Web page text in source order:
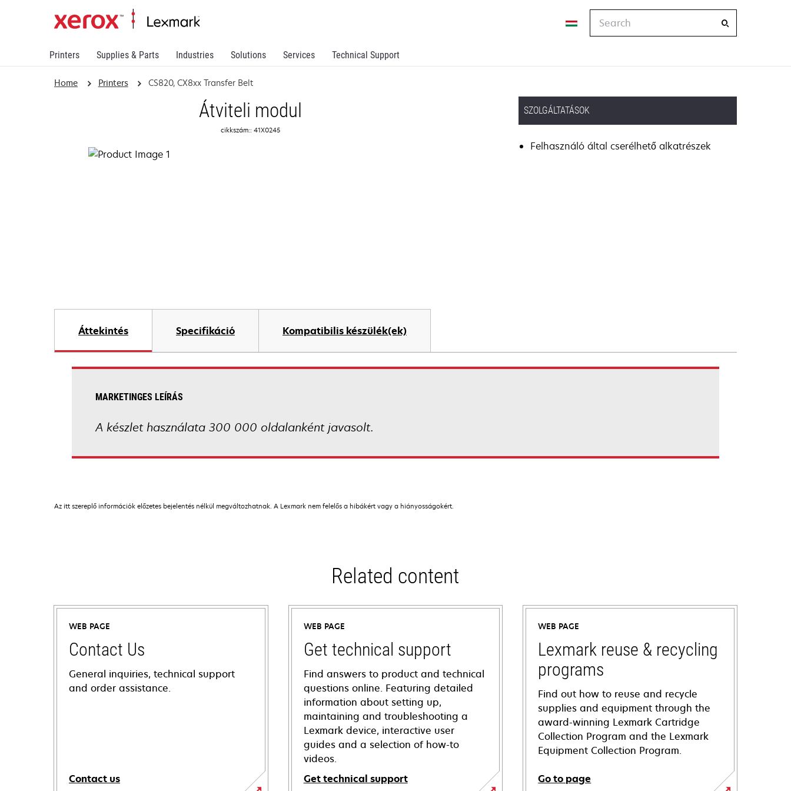
Printers Supplies & Parts Industries Solutions Services Technical Support
Home Printers CS820, CX8xx Transfer Belt
Átviteli modul
cikkszám:: 41X0245
SZOLGÁLTATÁSOK
Felhasználó által cserélhető alkatrészek
Áttekintés Specifikáció Kompatibilis készülék(ek)
MARKETINGES LEÍRÁS
A készlet használata 300 000 oldalanként javasolt.
Az itt szereplő információk előzetes bejelentés nélkül megváltozhatnak. A Lexmark nem felelős a hibákért vagy a hiányosságokért.
Related content
WEB PAGE
Contact Us
General inquiries, technical support
and order assistance.
Contact us
WEB PAGE
Get technical support
Find answers to product and technical
questions online. Featuring detailed
information about setting up,
maintaining and troubleshooting a
Lexmark device, interactive user
guides and a selection of how-to
videos.
Get technical support
WEB PAGE
Lexmark reuse & recycling
programs
Find out how to reuse and recycle
supplies and equipment through the
award-winning Lexmark Cartridge
Collection Program and the Lexmark
Equipment Collection Program.
Go to page